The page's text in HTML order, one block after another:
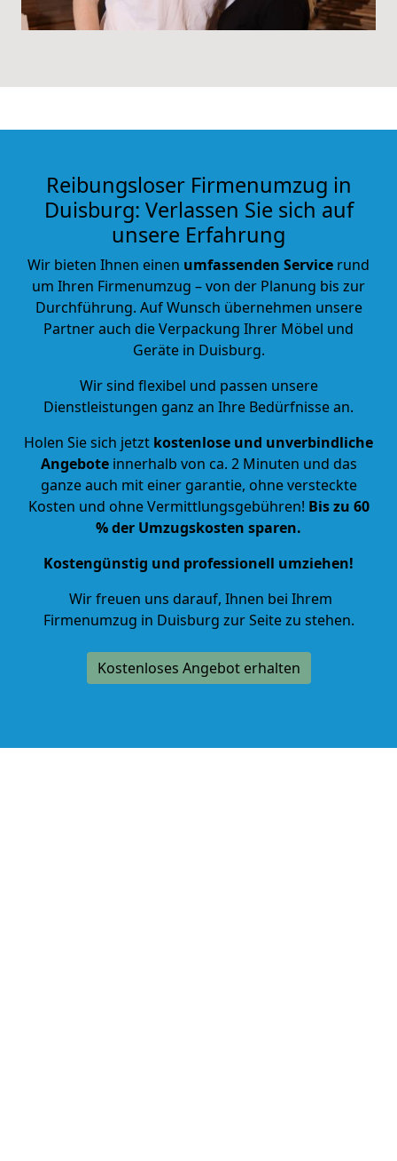
Reibungsloser Firmenumzug in
Duisburg: Verlassen Sie sich auf
unsere Erfahrung
Wir bieten Ihnen einen umfassenden Service rund
um Ihren Firmenumzug – von der Planung bis zur
Durchführung. Auf Wunsch übernehmen unsere
Partner auch die Verpackung Ihrer Möbel und
Geräte in Duisburg.
Wir sind flexibel und passen unsere
Dienstleistungen ganz an Ihre Bedürfnisse an.
Holen Sie sich jetzt kostenlose und unverbindliche
Angeboteinnerhalb von ca. 2 Minuten und das
ganze auch mit einer garantie, ohne versteckte
Kosten und ohne Vermittlungsgebühren! Bis zu 60
% der Umzugskosten sparen.
Kostengünstig und professionell umziehen!
Wir freuen uns darauf, Ihnen bei Ihrem
Firmenumzug in Duisburg zur Seite zu stehen.
Kostenloses Angebot erhalten